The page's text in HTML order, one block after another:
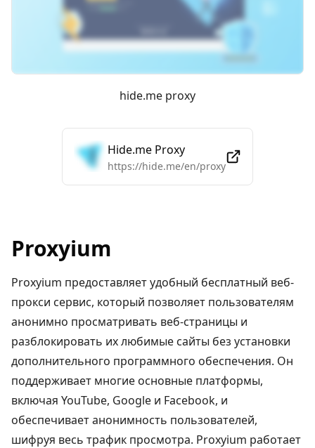
hide.me proxy
Hide.me Proxy
https://hide.me/en/proxy
Proxyium
Proxyium предоставляет удобный бесплатный веб-
прокси сервис, который позволяет пользователям
анонимно просматривать веб-страницы и
разблокировать их любимые сайты без установки
дополнительного программного обеспечения. Он
поддерживает многие основные платформы,
включая YouTube, Google и Facebook, и
обеспечивает анонимность пользователей,
шифруя весь трафик просмотра. Proxyium работает